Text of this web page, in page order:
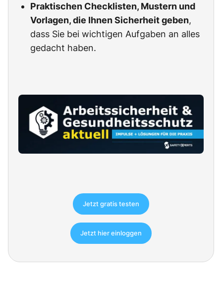
Praktischen Checklisten, Mustern und
Vorlagen, die Ihnen Sicherheit geben,
dass Sie bei wichtigen Aufgaben an alles
gedacht haben.
Jetzt gratis testen
Jetzt hier einloggen